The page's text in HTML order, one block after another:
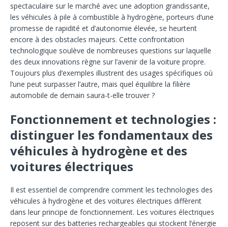
spectaculaire sur le marché avec une adoption grandissante,
les véhicules à pile à combustible à hydrogène, porteurs d’une
promesse de rapidité et d’autonomie élevée, se heurtent
encore à des obstacles majeurs. Cette confrontation
technologique soulève de nombreuses questions sur laquelle
des deux innovations règne sur l’avenir de la voiture propre.
Toujours plus d’exemples illustrent des usages spécifiques où
l’une peut surpasser l’autre, mais quel équilibre la filière
automobile de demain saura-t-elle trouver ?
Fonctionnement et technologies :
distinguer les fondamentaux des
véhicules à hydrogène et des
voitures électriques
Il est essentiel de comprendre comment les technologies des
véhicules à hydrogène et des voitures électriques diffèrent
dans leur principe de fonctionnement. Les voitures électriques
reposent sur des batteries rechargeables qui stockent l’énergie